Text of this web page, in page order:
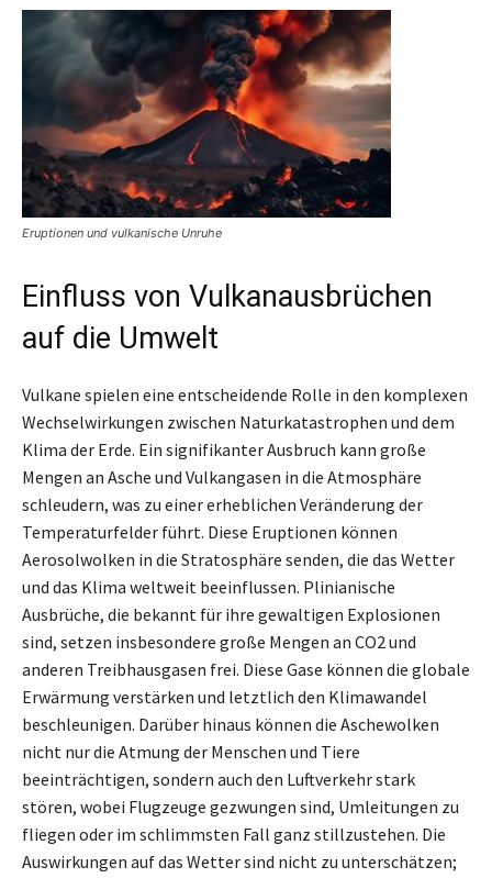
Eruptionen und vulkanische Unruhe
Einfluss von Vulkanausbrüchen
auf die Umwelt
Vulkane spielen eine entscheidende Rolle in den komplexen
Wechselwirkungen zwischen Naturkatastrophen und dem
Klima der Erde. Ein signifikanter Ausbruch kann große
Mengen an Asche und Vulkangasen in die Atmosphäre
schleudern, was zu einer erheblichen Veränderung der
Temperaturfelder führt. Diese Eruptionen können
Aerosolwolken in die Stratosphäre senden, die das Wetter
und das Klima weltweit beeinflussen. Plinianische
Ausbrüche, die bekannt für ihre gewaltigen Explosionen
sind, setzen insbesondere große Mengen an CO2 und
anderen Treibhausgasen frei. Diese Gase können die globale
Erwärmung verstärken und letztlich den Klimawandel
beschleunigen. Darüber hinaus können die Aschewolken
nicht nur die Atmung der Menschen und Tiere
beeinträchtigen, sondern auch den Luftverkehr stark
stören, wobei Flugzeuge gezwungen sind, Umleitungen zu
fliegen oder im schlimmsten Fall ganz stillzustehen. Die
Auswirkungen auf das Wetter sind nicht zu unterschätzen;